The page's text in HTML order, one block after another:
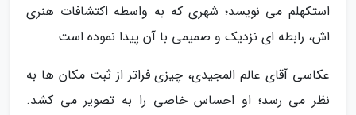
استکهلم می نویسد؛ شهری که به واسطه اکتشافات هنری
اش، رابطه ای نزدیک و صمیمی با آن پیدا نموده است.
عکاسی آقای عالم المجیدی، چیزی فراتر از ثبت مکان ها به
نظر می رسد؛ او احساس خاصی را به تصویر می کشد.